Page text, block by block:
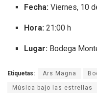
Fecha: Viernes, 10
Hora: 21:00 h
Lugar: Bodega
Etiquetas: Ars Magna
Música bajo las estrellas